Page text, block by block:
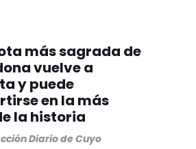
más sagrada de
vuelve a
y puede
en la más
la historia
Diario de Cuyo